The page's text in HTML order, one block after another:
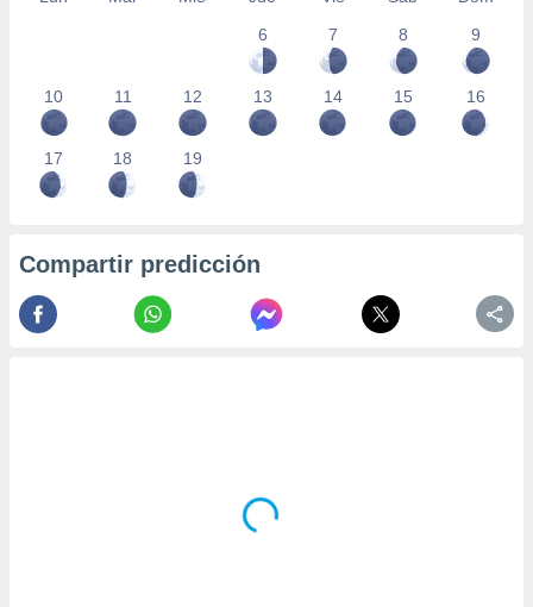
6
7 8 9
10 11 12 13 14 15 16
17 18 19
Compartir predicción